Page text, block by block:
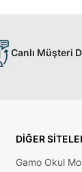
Canlı Müşteri
DIĞER
Gamo Okul